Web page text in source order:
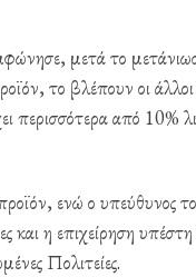
μετά το
το βλέπουν οι
περισσότερα από 10%
ενώ ο υπεύθυνος
και η επιχείρηση
Πολιτείες.